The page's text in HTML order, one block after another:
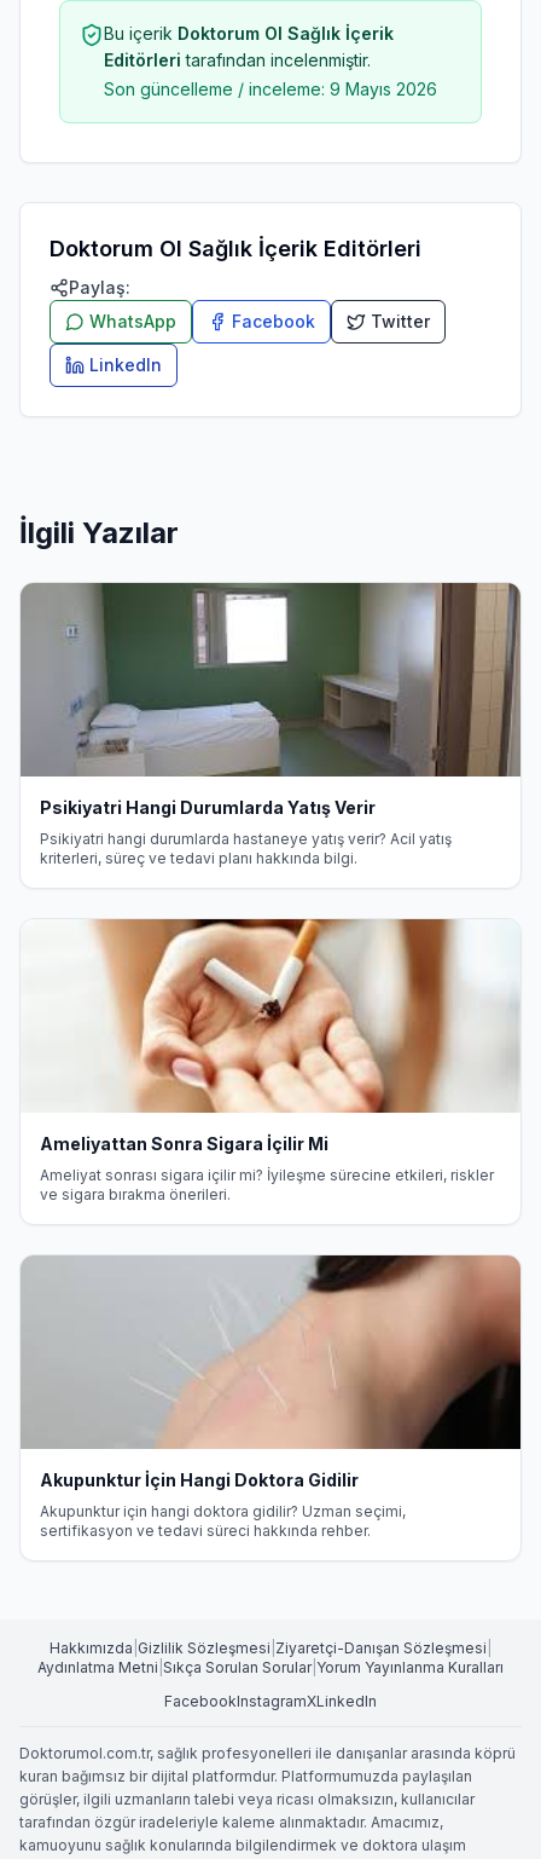
Bu içerik Doktorum Ol Sağlık İçerik
Editörleri tarafından incelenmiştir.
Son güncelleme / inceleme: 9 Mayıs 2026
Doktorum Ol Sağlık İçerik Editörleri
Paylaş:
WhatsApp
Facebook Twitter
LinkedIn
İlgili Yazılar
Psikiyatri Hangi Durumlarda Yatış Verir
Psikiyatri hangi durumlarda hastaneye yatış verir? Acil yatış
kriterleri, süreç ve tedavi planı hakkında bilgi.
Ameliyattan Sonra Sigara İçilir Mi
Ameliyat sonrası sigara içilir mi? İyileşme sürecine etkileri, riskler
ve sigara bırakma önerileri.
Akupunktur İçin Hangi Doktora Gidilir
Akupunktur için hangi doktora gidilir? Uzman seçimi,
sertifikasyon ve tedavi süreci hakkında rehber.
Hakkımızda Gizlilik Sözleşmesi Ziyaretçi-Danışan Sözleşmesi
Aydınlatma Metni Sıkça Sorulan Sorular| Yorum Yayınlanma Kuralları
FacebookInstagramXLinkedIn
Doktorumol.com.tr, sağlık profesyonelleri ile danışanlar arasında köprü
kuran bağımsız bir dijital platformdur. Platformumuzda paylaşılan
görüşler, ilgili uzmanların talebi veya ricası olmaksızın, kullanıcılar
tarafından özgür iradeleriyle kaleme alınmaktadır. Amacımız,
kamuoyunu sağlık konularında bilgilendirmek ve doktora ulaşım